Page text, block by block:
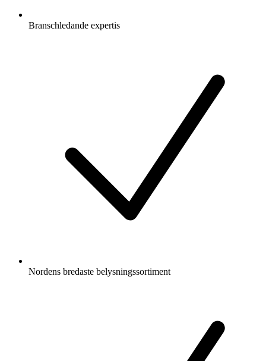
Branschledande expertis
Nordens bredaste belysningssortiment